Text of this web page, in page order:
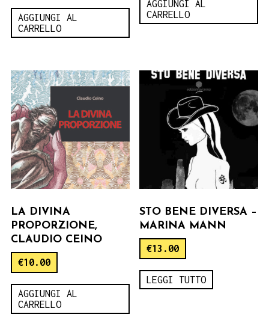
AGGIUNGI AL
CARRELLO
AGGIUNGI AL
CARRELLO
LA DIVINA
PROPORZIONE,
CLAUDIO CEINO
€10.00
AGGIUNGI AL
CARRELLO
STO BENE DIVERSA –
MARINA MANN
€13.00
LEGGI TUTTO